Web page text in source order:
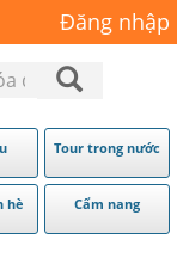
Đăng nhập
Tour trong nước
hè Cẩm nang